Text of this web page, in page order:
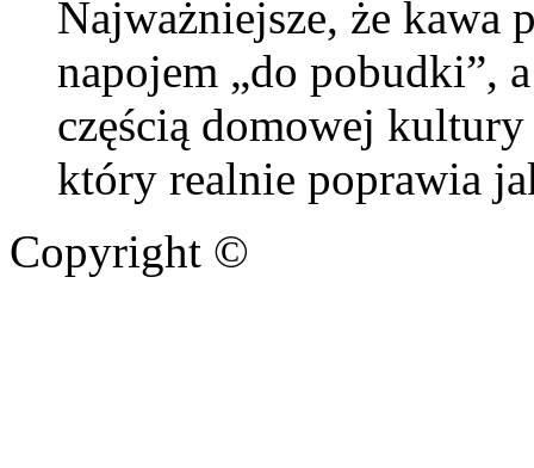
Najważniejsze, że kawa
napojem „do pobudki”,
częścią domowej
który realnie poprawia
Copyright ©